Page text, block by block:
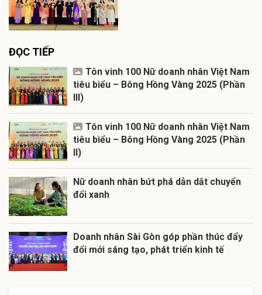
ĐỌC TIẾP
Tôn vinh 100 Nữ doanh nhân Việt Nam
tiêu biểu – Bông Hồng Vàng 2025 (Phần
III)
Tôn vinh 100 Nữ doanh nhân Việt Nam
tiêu biểu – Bông Hồng Vàng 2025 (Phần
II)
Nữ doanh nhân bứt phá dẫn dắt chuyển
đổi xanh
Doanh nhân Sài Gòn góp phần thúc đẩy
đổi mới sáng tạo, phát triển kinh tế